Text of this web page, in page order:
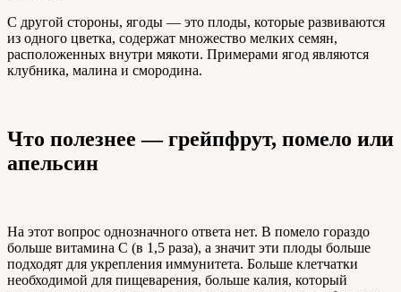
С другой стороны, ягоды — это плоды, которые развиваются
из одного цветка, содержат множество мелких семян,
расположенных внутри мякоти. Примерами ягод являются
клубника, малина и смородина.
Что полезнее — грейпфрут, помело или
апельсин
На этот вопрос однозначного ответа нет. В помело гораздо
больше витамина С (в 1,5 раза), а значит эти плоды больше
подходят для укрепления иммунитета. Больше клетчатки
необходимой для пищеварения, больше калия, который